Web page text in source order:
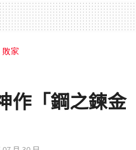
敗家
作「鋼之鍊金